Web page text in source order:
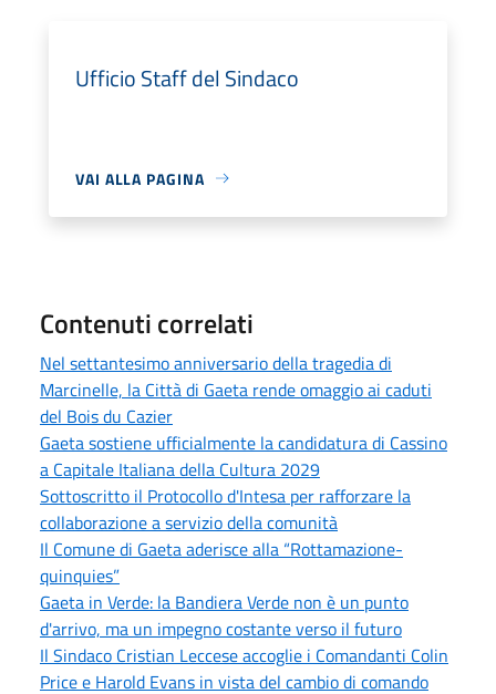
Ufficio Staff del Sindaco
VAI ALLA PAGINA
Contenuti correlati
Nel settantesimo anniversario della tragedia di
Marcinelle, la Città di Gaeta rende omaggio ai caduti
del Bois du Cazier
Gaeta sostiene ufficialmente la candidatura di Cassino
a Capitale Italiana della Cultura 2029
Sottoscritto il Protocollo d'Intesa per rafforzare la
collaborazione a servizio della comunità
Il Comune di Gaeta aderisce alla “Rottamazione-
quinquies”
Gaeta in Verde: la Bandiera Verde non è un punto
d'arrivo, ma un impegno costante verso il futuro
Il Sindaco Cristian Leccese accoglie i Comandanti Colin
Price e Harold Evans in vista del cambio di comando